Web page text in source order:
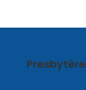
Presbytère